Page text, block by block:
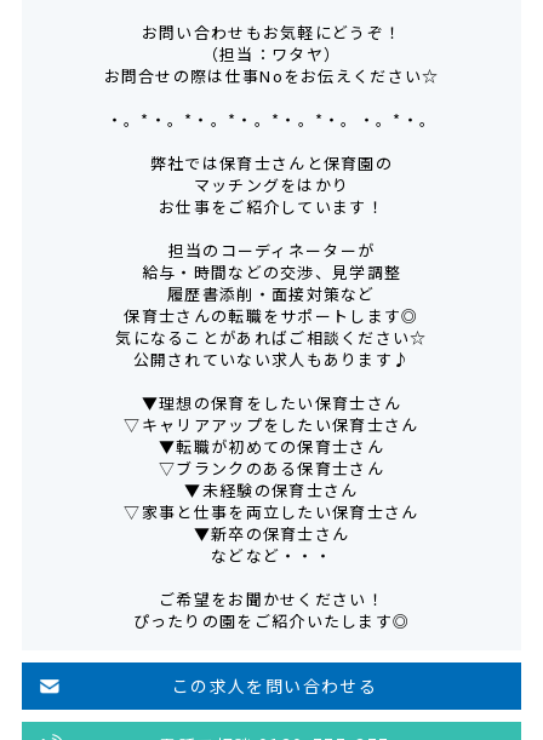
お問い合わせもお気軽にどうぞ！
（担当：ワタヤ）
お問合せの際は仕事Noをお伝えください☆
・。*・。*・。*・。*・。*・。・。*・。
弊社では保育士さんと保育園の
マッチングをはかり
お仕事をご紹介しています！
担当のコーディネーターが
給与・時間などの交渉、見学調整
履歴書添削・面接対策など
保育士さんの転職をサポートします◎
気になることがあればご相談ください☆
公開されていない求人もあります♪
▼理想の保育をしたい保育士さん
▽キャリアアップをしたい保育士さん
▼転職が初めての保育士さん
▽ブランクのある保育士さん
▼未経験の保育士さん
▽家事と仕事を両立したい保育士さん
▼新卒の保育士さん
などなど・・・
ご希望をお聞かせください！
ぴったりの園をご紹介いたします◎
この求人を問い合わせる